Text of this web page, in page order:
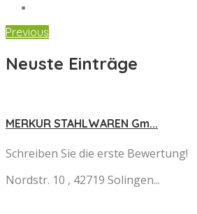
Previous
Neuste Einträge
MERKUR STAHLWAREN Gm...
Schreiben Sie die erste Bewertung!
Nordstr. 10 , 42719 Solingen...